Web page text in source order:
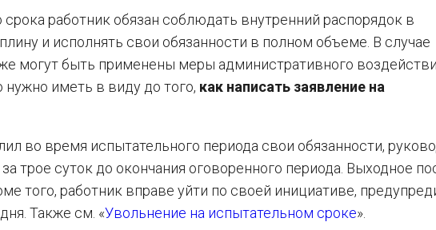
срока работник обязан соблюдать внутренний распорядок в
и исполнять свои обязанности в полном объеме. В случае
могут быть применены меры административного
нужно иметь в виду до того, как написать заявление на
во время испытательного периода свои обязанности,
трое суток до окончания оговоренного периода. Выходное
того, работник вправе уйти по своей инициативе,
Также см. «Увольнение на испытательном сроке».